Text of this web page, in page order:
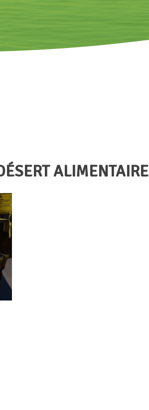
ALIMENTAIRE